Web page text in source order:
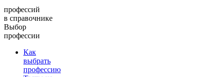
профессий
в справочнике
Выбор
профессии
Как
выбрать
профессию